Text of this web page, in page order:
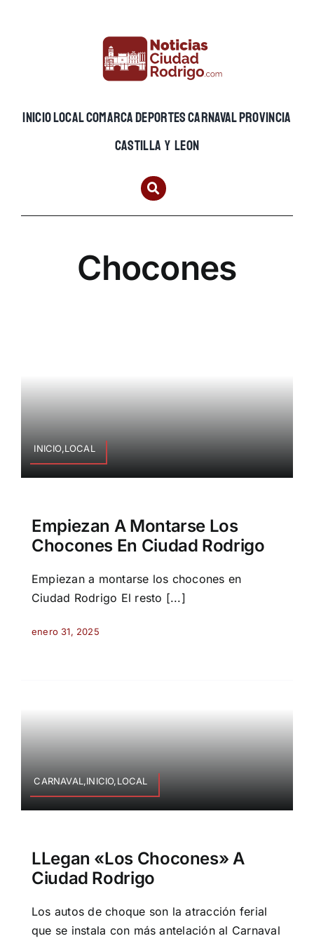
INICIOLOCALCOMARCADEPORTESCARNAVALPROVINCIA
CASTILLA Y LEON
Chocones
INICIO,LOCAL
Empiezan A Montarse Los
Chocones En Ciudad Rodrigo
Empiezan a montarse los chocones en
Ciudad Rodrigo El resto [...]
enero 31, 2025
CARNAVAL,INICIO,LOCAL
LLegan «los Chocones» A
Ciudad Rodrigo
Los autos de choque son la atracción ferial
que se instala con más antelación al Carnaval